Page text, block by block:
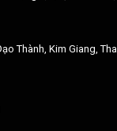
Thành, Kim Giang,